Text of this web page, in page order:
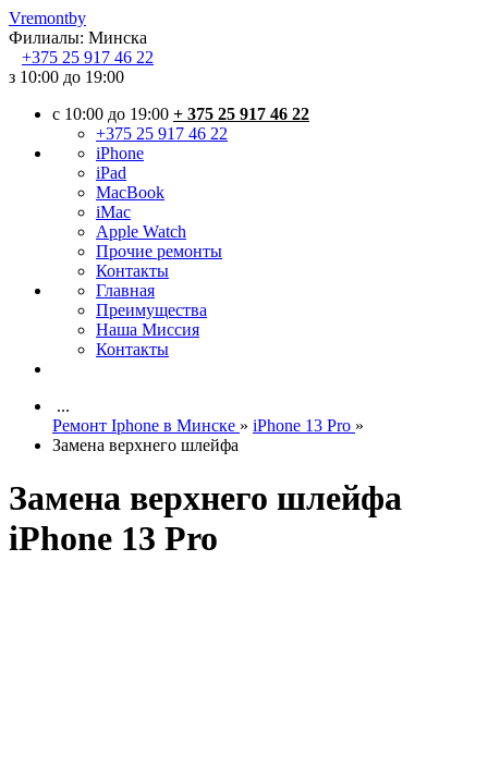
Vremontby
Филиалы: Минска
+375 25 917 46 22
з 10:00 до 19:00
c 10:00 до 19:00 + 375 25 917 46 22
+375 25 917 46 22
iPhone
iPad
MacBook
iMac
Apple Watch
Прочие ремонты
Контакты
Главная
Преимущества
Наша Миссия
Контакты
...
Ремонт Iphone в Минске » iPhone 13 Pro »
Замена верхнего шлейфа
Замена верхнего шлейфа
iPhone 13 Pro